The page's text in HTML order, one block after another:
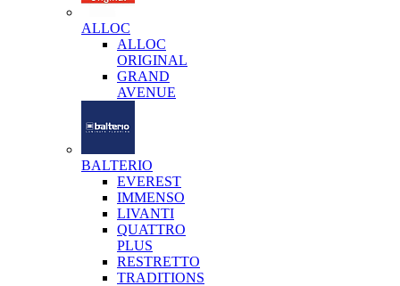
ALLOC
ALLOC
ORIGINAL
GRAND
AVENUE
BALTERIO
EVEREST
IMMENSO
LIVANTI
QUATTRO
PLUS
RESTRETTO
TRADITIONS